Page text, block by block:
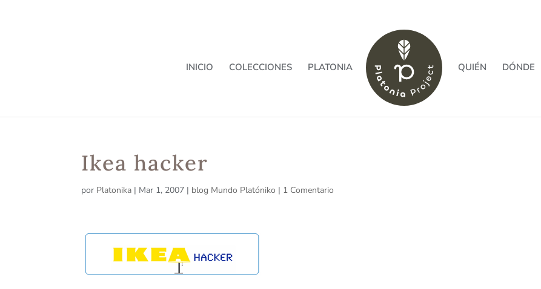
INICIO COLECCIONES PLATONIA QUIÉN DÓNDE
Ikea hacker
por Platonika | Mar 1, 2007 | blog Mundo Platóniko | 1 Comentario